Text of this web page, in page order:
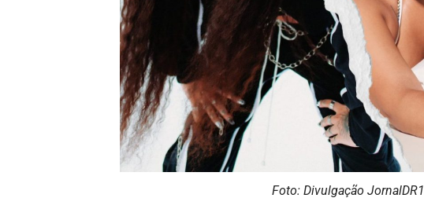
Foto: Divulgação JornalDR1